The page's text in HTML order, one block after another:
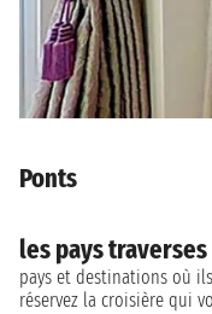
Ponts
les pays traverses
pays et destinations où
réservez la croisière qui